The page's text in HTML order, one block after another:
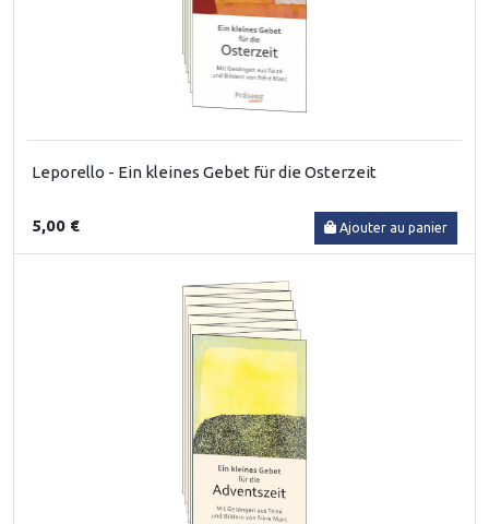
Leporello - Ein kleines Gebet für die Osterzeit
5,00 € Ajouter au panier